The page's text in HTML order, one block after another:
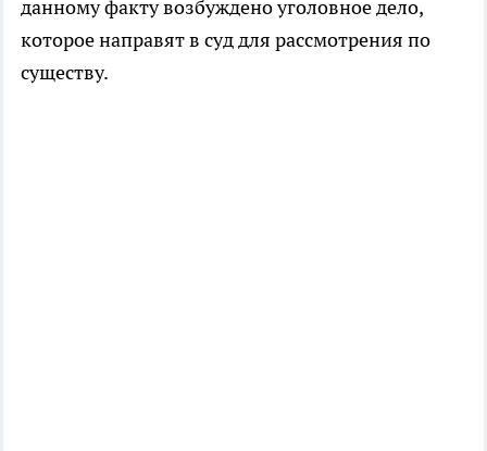
данному факту возбуждено уголовное дело,
которое направят в суд для рассмотрения по
существу.